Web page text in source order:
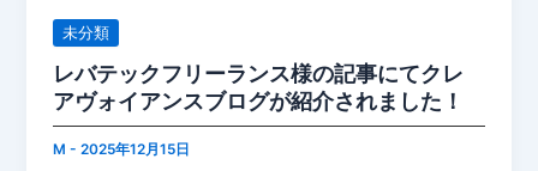
未分類
レバテックフリーランス様の記事にてクレ
アヴォイアンスブログが紹介されました！
M-2025年12月15日